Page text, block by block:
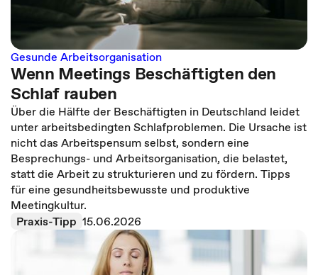
Gesunde Arbeitsorganisation
Wenn Meetings Beschäftigten den
Schlaf rauben
Über die Hälfte der Beschäftigten in Deutschland leidet
unter arbeitsbedingten Schlafproblemen. Die Ursache ist
nicht das Arbeitspensum selbst, sondern eine
Besprechungs- und Arbeitsorganisation, die belastet,
statt die Arbeit zu strukturieren und zu fördern. Tipps
für eine gesundheitsbewusste und produktive
Meetingkultur.
Praxis-Tipp 15.06.2026